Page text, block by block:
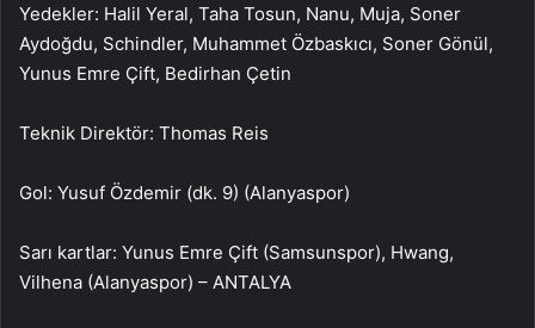
Yedekler: Halil Yeral, Taha Tosun, Nanu, Muja, Soner
Aydoğdu, Schindler, Muhammet Özbaskıcı, Soner Gönül,
Yunus Emre Çift, Bedirhan Çetin
Teknik Direktör: Thomas Reis
Gol: Yusuf Özdemir (dk. 9) (Alanyaspor)
Sarı kartlar: Yunus Emre Çift (Samsunspor), Hwang,
Vilhena (Alanyaspor) – ANTALYA